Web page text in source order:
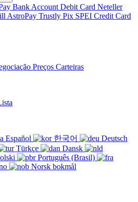
Bank Account Debit Card Neteller
AstroPay Trustly Pix SPEI Credit Card
Preços Carteiras
Español 한국어
Deutsch
Türkçe
Dansk
Português (Brasil)
Norsk bokmål